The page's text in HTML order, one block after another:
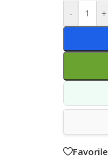
-
+